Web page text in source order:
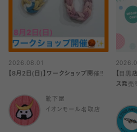
2026.08.01
【8月2日(日)】ワークショップ開催‼️
靴下屋
イオンモール名取店
【目黒店限定】
ス発売